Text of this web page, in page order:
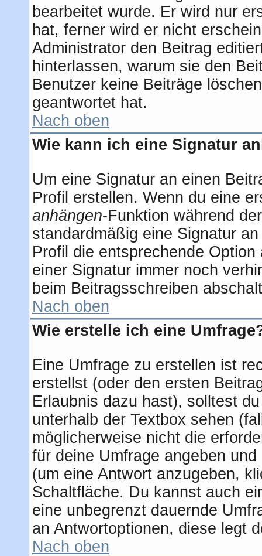
bearbeitet wurde. Er wird nur
hat, ferner wird er nicht
Administrator den Beitrag
hinterlassen, warum sie den
Benutzer keine Beiträge
geantwortet hat.
Nach oben
Wie kann ich eine Signatur
Um eine Signatur an einen
Profil erstellen. Wenn du eine
anhängen-Funktion während
standardmäßig eine Signatur
Profil die entsprechende
einer Signatur immer noch
beim Beitragsschreiben
Nach oben
Wie erstelle ich eine
Eine Umfrage zu erstellen ist
erstellst (oder den ersten
Erlaubnis dazu hast), solltest
unterhalb der Textbox sehen
möglicherweise nicht die
für deine Umfrage angeben
(um eine Antwort anzugeben,
Schaltfläche. Du kannst auch
eine unbegrenzt dauernde
an Antwortoptionen, diese legt
Nach oben